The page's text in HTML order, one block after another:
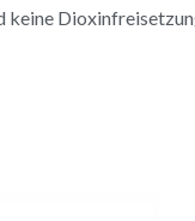
keine